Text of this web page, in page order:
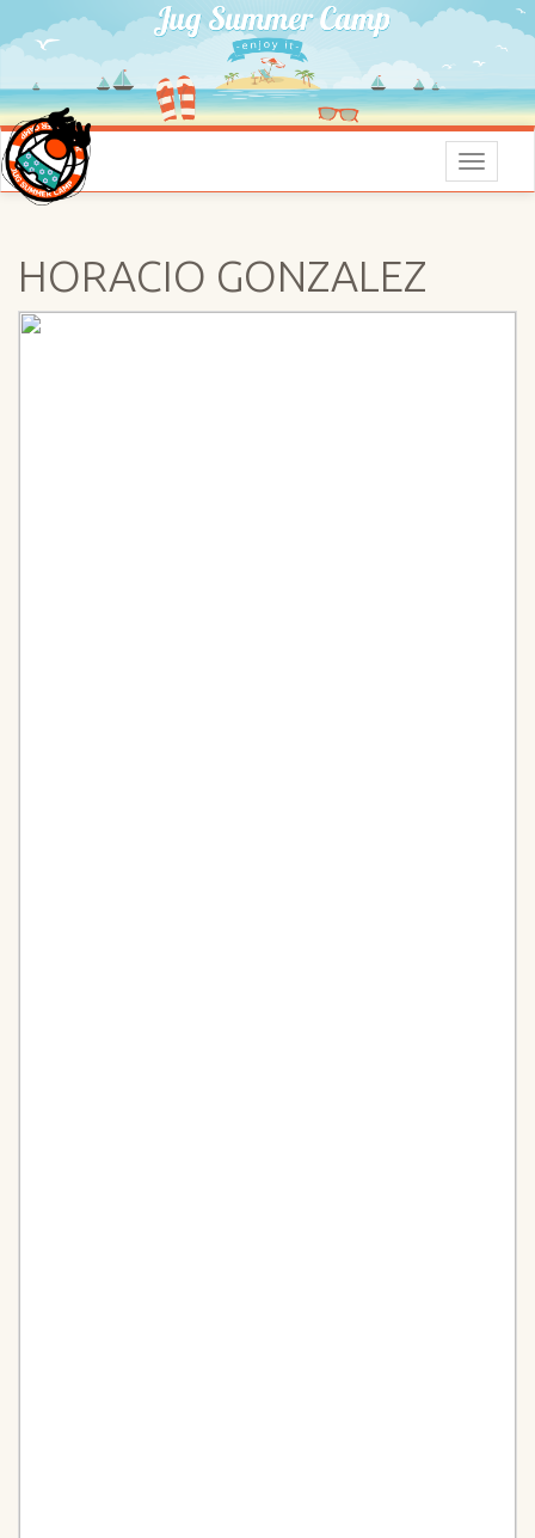
Menu
HORACIO GONZALEZ